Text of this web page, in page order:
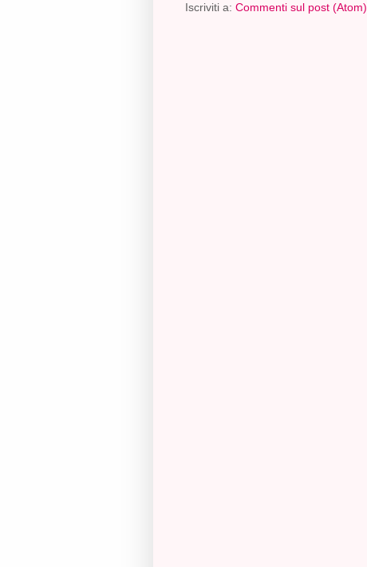
Iscriviti a: Commenti sul post (Atom)